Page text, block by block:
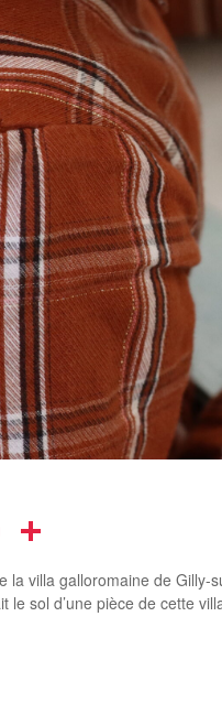
Print
la villa galloromaine de
le sol d’une pièce de cette